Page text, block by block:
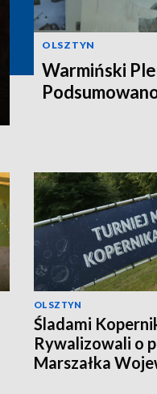
OLSZTYN
Warmiński
OLSZTYN
Śladami
Rywalizowali o
Marszałka